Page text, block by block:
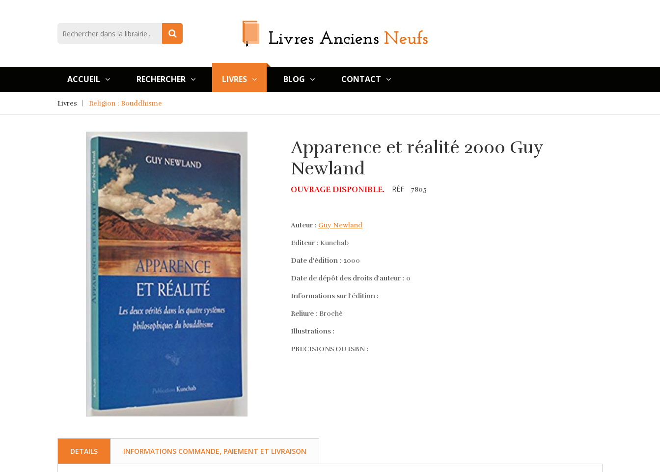
ACCUEIL RECHERCHER LIVRES BLOG CONTACT
Livres Religion : Bouddhisme
Apparence et réalité 2000 Guy
Newland
OUVRAGE DISPONIBLE. RÉF 7805
Auteur : Guy Newland
Editeur : Kunchab
Date d'édition : 2000
Date de dépôt des droits d'auteur : 0
Informations sur l'édition :
Reliure : Broché
Illustrations :
PRECISIONS OU ISBN :
DETAILS INFORMATIONS COMMANDE, PAIEMENT ET LIVRAISON